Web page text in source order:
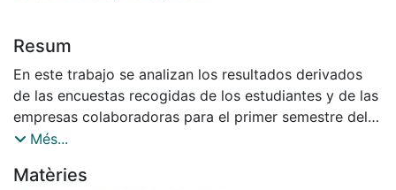
Resum
En este trabajo se analizan los resultados derivados
de las encuestas recogidas de los estudiantes y de las
empresas colaboradoras para el primer semestre del
curso 14/15 (68 estudiantes de 72 matriculados).
“lecciones” a tener en cuenta para generalizar en la
Més...
Matèries